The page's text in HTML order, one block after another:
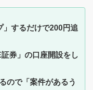
」するだけで200円追
券」の口座開設をし
ので「案件があるう